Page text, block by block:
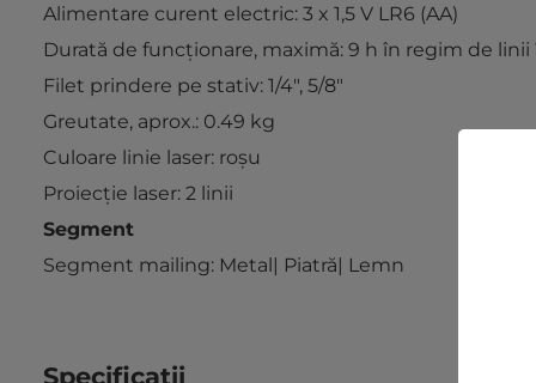
Alimentare curent electric: 3 x 1,5 V LR6 (AA)
Durată de funcţionare, maximă: 9 h în regim de
Filet prindere pe stativ: 1/4", 5/8"
Greutate, aprox.: 0.49 kg
Culoare linie laser: roşu
Proiecţie laser: 2 linii
Segment
Segment mailing: Metal| Piatră| Lemn
Specificatii